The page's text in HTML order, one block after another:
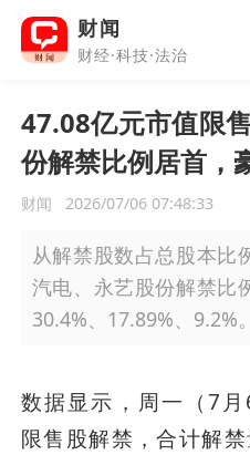
财闻
财经·科技·法治
47.08亿元市值限
份解禁比例居首，
财闻 2026/07/06 07:48:33
从解禁股数占总股本比
汽电、永艺股份解禁比
30.4%、17.89%、9.2%。
数据显示，周一（7
限售股解禁，合计解